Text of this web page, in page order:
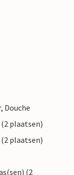
Douche
plaatsen)
plaatsen)
(2